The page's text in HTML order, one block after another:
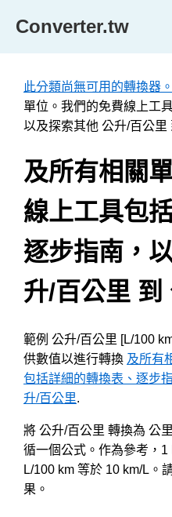
Converter.tw
此分類尚無可用的轉換器。
單位。我們的免費線上工
以及探索其他 公升/百公里
及所有相關
線上工具包
逐步指南，
升/百公里 到
範例 公升/百公里 [L/100
供數值以進行轉換 及所有
包括詳細的轉換表、逐步
升/百公里.
將 公升/百公里 轉換為 公
循一個公式。作為參考，
L/100 km 等於 10 km/L。
果。